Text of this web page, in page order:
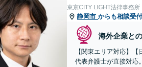
東京CITY LIGHT法律事務所
静岡市 からも相談受
海外企業と
【関東エリア対応】
代表弁護士が直接対応